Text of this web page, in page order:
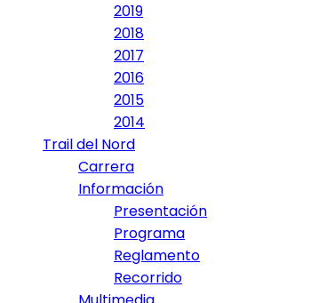
2019
2018
2017
2016
2015
2014
Trail del Nord
Carrera
Información
Presentación
Programa
Reglamento
Recorrido